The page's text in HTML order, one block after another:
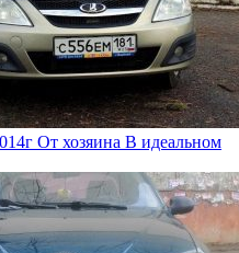
От хозяина В идеальном